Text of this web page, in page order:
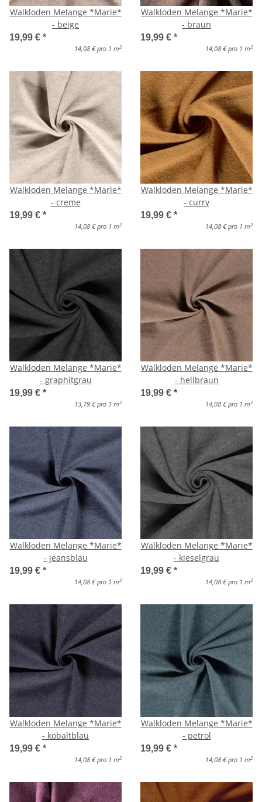
Walkloden Melange *Marie*
- beige
19,99 € *
14,08 € pro 1 m 2
Walkloden Melange *Marie*
- braun
19,99 € *
14,08 € pro 1 m 2
Walkloden Melange *Marie*
- creme
19,99 € *
14,08 € pro 1 m 2
Walkloden Melange *Marie*
- curry
19,99 € *
14,08 € pro 1 m 2
Walkloden Melange *Marie*
- graphitgrau
19,99 € *
13,79 € pro 1 m 2
Walkloden Melange *Marie*
- hellbraun
19,99 € *
14,08 € pro 1 m 2
Walkloden Melange *Marie*
- jeansblau
19,99 € *
14,08 € pro 1 m 2
Walkloden Melange *Marie*
- kieselgrau
19,99 € *
14,08 € pro 1 m 2
Walkloden Melange *Marie*
- kobaltblau
19,99 € *
14,08 € pro 1 m 2
Walkloden Melange *Marie*
- petrol
19,99 € *
14,08 € pro 1 m 2